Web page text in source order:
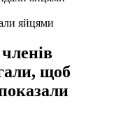
яйцями
щоб